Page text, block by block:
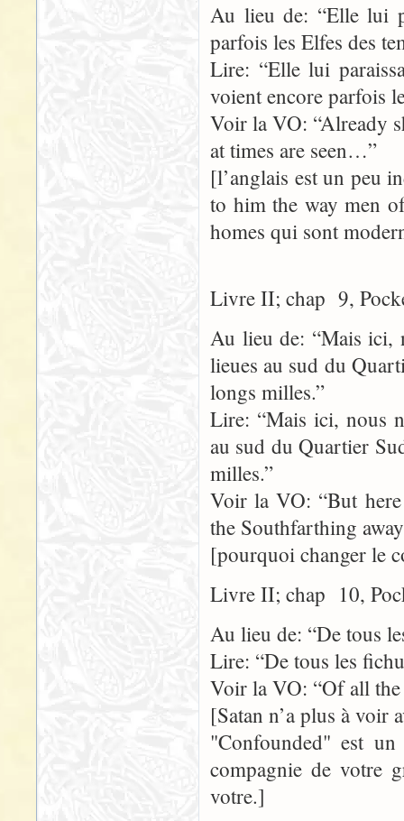
Au lieu de: “Elle lui
parfois les Elfes des
Lire: “Elle lui
voient encore parfois
Voir la VO: “Already
at times are seen…”
[l’anglais est un peu
to him the way men
homes qui sont
Livre II; chap 9,
Au lieu de: “Mais ici,
lieues au sud du
longs milles.”
Lire: “Mais ici, nous
au sud du Quartier
milles.”
Voir la VO: “But
the Southfarthing
[pourquoi changer le
Livre II; chap 10,
Au lieu de: “De tous
Lire: “De tous les
Voir la VO: “Of all the
[Satan n’a plus à voir
"Confounded" est
compagnie de votre
votre.]